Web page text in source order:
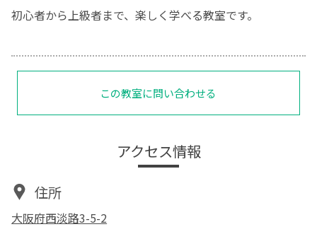
初心者から上級者まで、楽しく学べる教室です。
この教室に問い合わせる
アクセス情報
住所
大阪府西淡路3-5-2